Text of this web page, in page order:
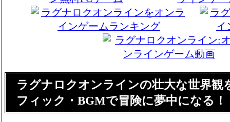
ラグナロクオンラインの壮大な世界観
フィック・BGMで冒険に夢中になる！